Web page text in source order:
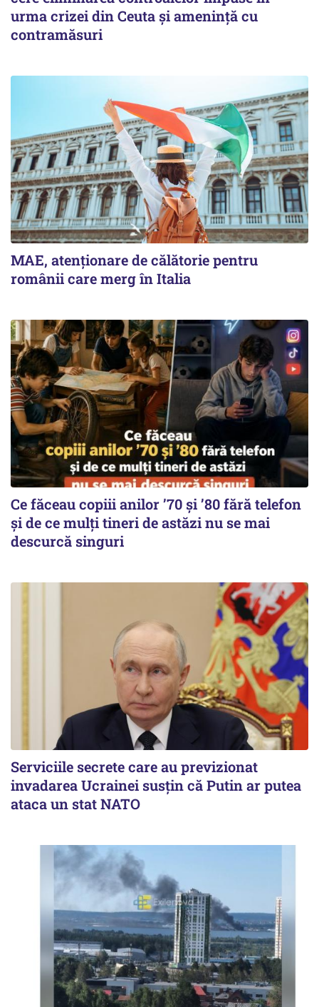
urma crizei din Ceuta și amenință cu
contramăsuri
MAE, atenționare de călătorie pentru
românii care merg în Italia
Ce făceau copiii anilor ’70 și ’80 fără telefon
și de ce mulți tineri de astăzi nu se mai
descurcă singuri
Serviciile secrete care au previzionat
invadarea Ucrainei susțin că Putin ar putea
ataca un stat NATO